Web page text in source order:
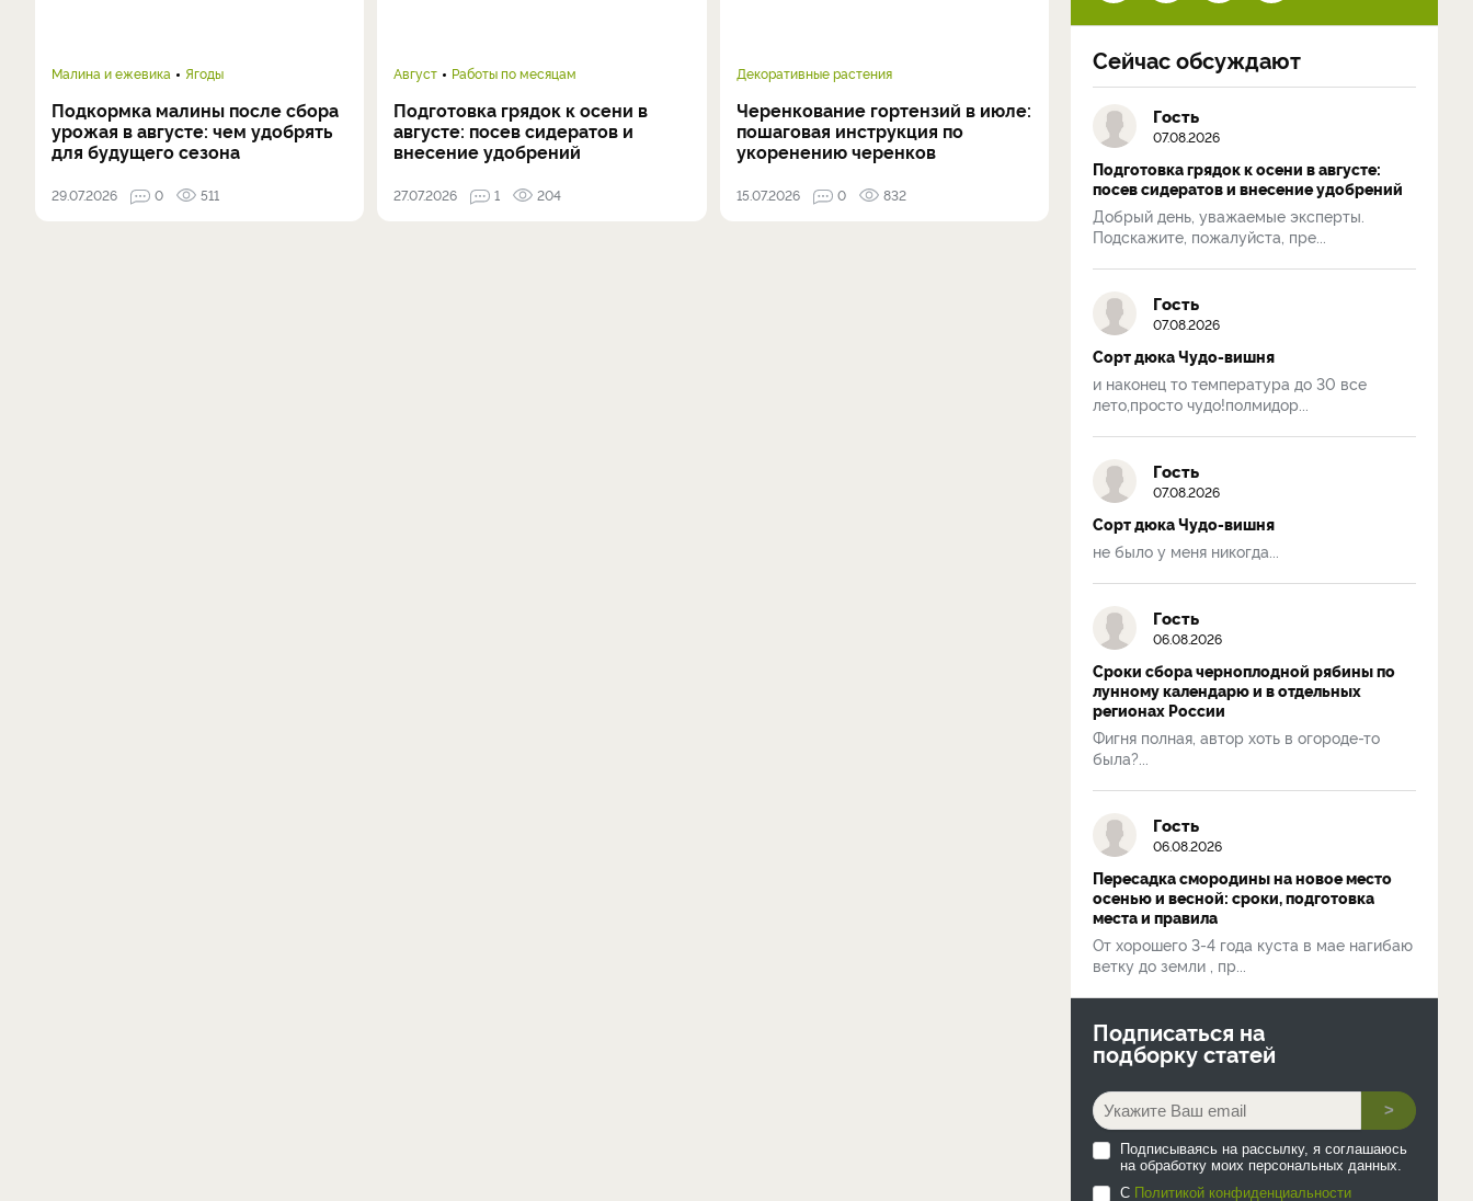
Малина и ежевика Ягоды
Подкормка малины после сбора
урожая в августе: чем удобрять
для будущего сезона
29.07.2026 0 511
Август Работы по месяцам
Подготовка грядок к осени в
августе: посев сидератов и
внесение удобрений
27.07.2026 1 204
Декоративные растения
Черенкование гортензий в июле:
пошаговая инструкция по
укоренению черенков
15.07.2026 0 832
Сейчас обсуждают
Гость
07.08.2026
Подготовка грядок к осени в августе:
посев сидератов и внесение удобрений
Добрый день, уважаемые эксперты.
Подскажите, пожалуйста, пре...
Гость
07.08.2026
Сорт дюка Чудо-вишня
и наконец то температура до 30 все
лето,просто чудо!полмидор...
Гость
07.08.2026
Сорт дюка Чудо-вишня
не было у меня никогда...
Гость
06.08.2026
Сроки сбора черноплодной рябины по
лунному календарю и в отдельных
регионах России
Фигня полная, автор хоть в огороде-то
была?...
Гость
06.08.2026
Пересадка смородины на новое место
осенью и весной: сроки, подготовка
места и правила
От хорошего 3-4 года куста в мае нагибаю
ветку до земли , пр...
Подписаться на
подборку статей
>
Подписываясь на рассылку, я соглашаюсь
на обработку моих персональных данных.
С Политикой конфиденциальности